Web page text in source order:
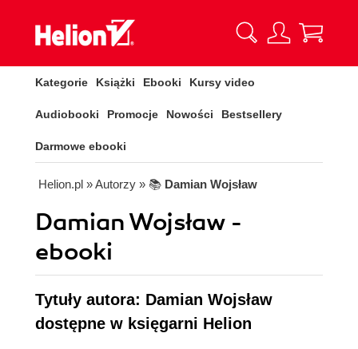
Kategorie Książki Ebooki Kursy video
Audiobooki Promocje Nowości Bestsellery
Darmowe ebooki
Helion.pl » Autorzy » 📚 Damian Wojsław
Damian Wojsław -
ebooki
Tytuły autora: Damian Wojsław
dostępne w księgarni Helion